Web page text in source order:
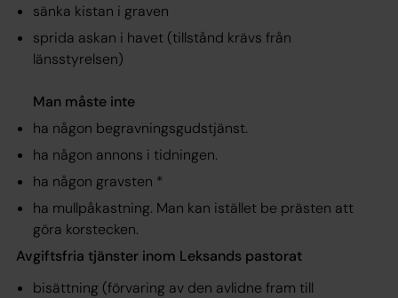
sänka kistan i graven
sprida askan i havet (tillstånd krävs från
länsstyrelsen)
Man måste inte
ha någon begravningsgudstjänst.
ha någon annons i tidningen.
ha någon gravsten *
ha mullpåkastning. Man kan istället be prästen att
göra korstecken.
Avgiftsfria tjänster inom Leksands pastorat
bisättning (förvaring av den avlidne fram till